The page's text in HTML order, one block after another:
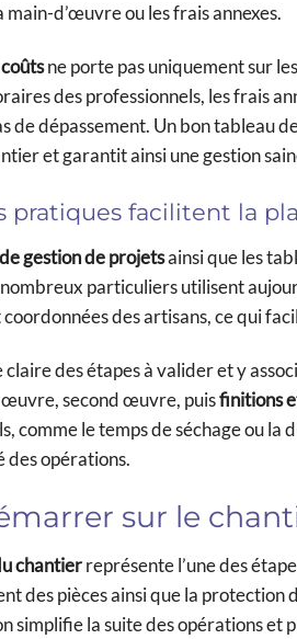
d’œuvre ou les frais annexes.
ne porte pas uniquement sur
des professionnels, les frais
de dépassement. Un bon tableau
et garantit ainsi une gestion
pratiques facilitent la
gestion de projetsainsi que les
particuliers utilisent
des artisans, ce qui
claire des étapes à valider et y
œuvre, second œuvre, puisfinitions
comme le temps de séchage ou
opérations.
sur le
chantierreprésente l’une des
des pièces ainsi que la protection
simplifie la suite des opérations et